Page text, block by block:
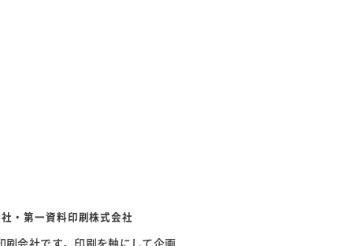
・第一資料印刷株式会社
刷会社です。印刷を軸にして企画